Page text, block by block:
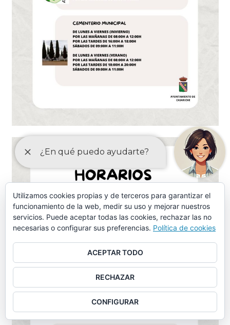
Utilizamos cookies propias y de terceros para garantizar el
funcionamiento de la web, medir su uso y mejorar nuestros
servicios. Puede aceptar todas las cookies, rechazar las no
necesarias o configurar sus preferencias. Política de cookies
ACEPTAR TODO
RECHAZAR
CONFIGURAR